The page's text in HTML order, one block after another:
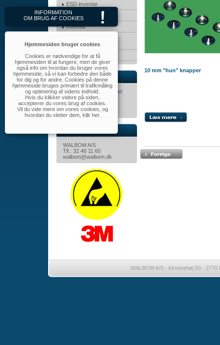
ESD inventar
3M Produkter
Inventar
opbevaringskasser
MayTec
Nyhedsbrev
Tilmeld dig nyhedsbrevet
her.
WALBOM A/S
Tlf.: 32 46 11 60
walbom@walbom.dk
10 mm "hun" knapper
WALBOM A/S - Kirstinehøj 50 -
INFORMATION
OM BRUG AF COOKIES
Hjemmesiden bruger cookies
Cookies er nødvendige for at få
hjemmesiden til at fungere, men de giver
også info om hvordan du bruger vores
hjemmeside, så vi kan forbedre den både
for dig og for andre. Cookies på denne
hjemmeside bruges primært til trafikmåling
og optimering af sidens indhold.
Hvis du klikker videre på siden,
accepterer du vores brug af cookies.
Vil du vide mere om vores cookies, og
hvordan du sletter dem, klik her.